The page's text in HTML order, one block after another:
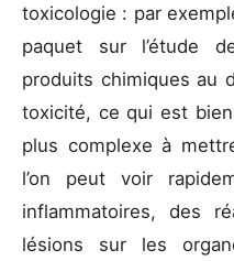
toxicologie : par
paquet sur l’étude
produits chimiques au
toxicité, ce qui est bien
plus complexe à
l’on peut voir
inflammatoires, des
lésions sur les